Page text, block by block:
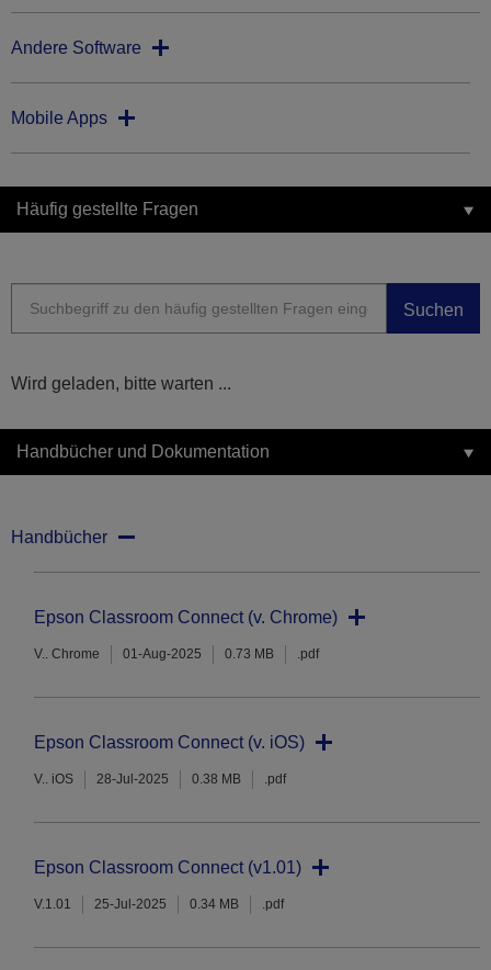
Andere Software
Mobile Apps
Häufig gestellte Fragen
Suchen
Wird geladen, bitte warten ...
Handbücher und Dokumentation
Handbücher
Epson Classroom Connect (v. Chrome)
V.. Chrome 01-Aug-2025 0.73 MB .pdf
Epson Classroom Connect (v. iOS)
V.. iOS 28-Jul-2025 0.38 MB .pdf
Epson Classroom Connect (v1.01)
V.1.01 25-Jul-2025 0.34 MB .pdf